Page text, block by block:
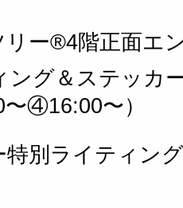
リー®4階正面エ
ング＆ステッカ
④16:00〜）
特別ライティン